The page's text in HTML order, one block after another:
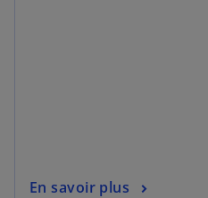
En savoir plus